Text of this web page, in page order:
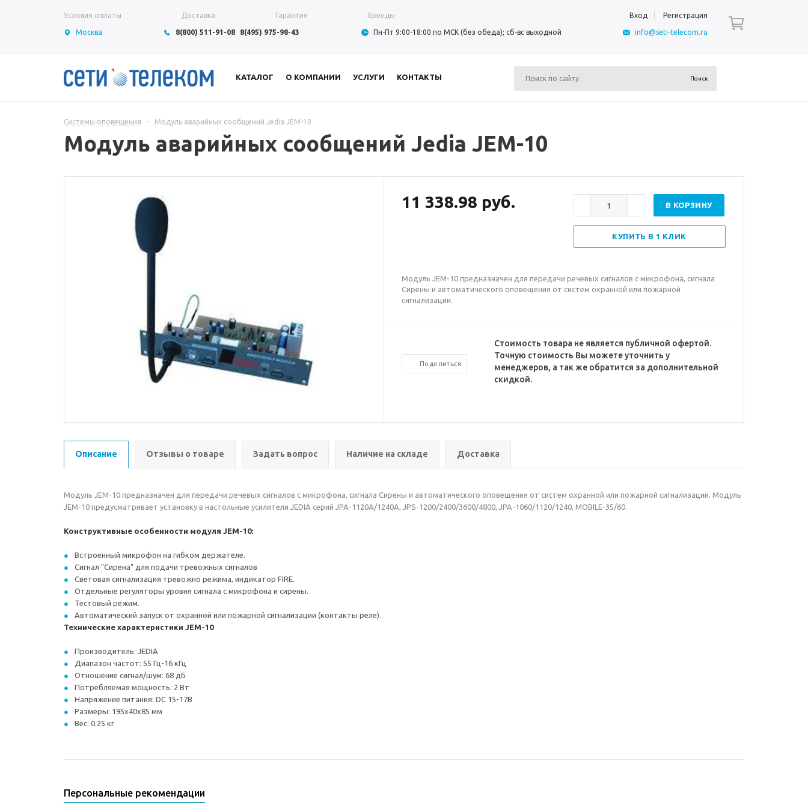
Условия оплаты Доставка Гарантия Бренды Вход Регистрация
Москва 8(800) 511-91-08 8(495) 975-98-43 Пн-Пт 9:00-18:00 по МСК (без обеда); сб-вс выходной info@seti-telecom.ru
КАТАЛОГ О КОМПАНИИ УСЛУГИ КОНТАКТЫ
Системы оповещения - Модуль аварийных сообщений Jedia JEM-10
Модуль аварийных сообщений Jedia JEM-10
11 338.98 руб. В КОРЗИНУ
КУПИТЬ В 1 КЛИК
Модуль JEM-10 предназначен для передачи речевых сигналов с микрофона, сигнала
Сирены и автоматического оповещения от систем охранной или пожарной
сигнализации.
Поделиться
Стоимость товара не является публичной офертой.
Точную стоимость Вы можете уточнить у
менеджеров, а так же обратится за дополнительной
скидкой.
Описание Отзывы о товаре Задать вопрос Наличие на складе Доставка
Модуль JEM-10 предназначен для передачи речевых сигналов с микрофона, сигнала Сирены и автоматического оповещения от систем охранной или пожарной сигнализации. Модуль
JEM-10 предусматривает установку в настольные усилители JEDIA серий JPA-1120A/1240A, JPS-1200/2400/3600/4800, JPA-1060/1120/1240, MOBILE-35/60.
Конструктивные особенности модуля JEM-10:
Встроенный микрофон на гибком держателе.
Сигнал "Сирена" для подачи тревожных сигналов
Световая сигнализация тревожно режима, индикатор FIRE.
Отдельные регуляторы уровня сигнала с микрофона и сирены.
Тестовый режим.
Автоматический запуск от охранной или пожарной сигнализации (контакты реле).
Технические характеристики JEM-10
Производитель: JEDIA
Диапазон частот: 55 Гц-16 кГц
Отношение сигнал/шум: 68 дБ
Потребляемая мощность: 2 Вт
Напряжение питания: DC 15-17В
Размеры: 195х40х85 мм
Вес: 0.25 кг
Персональные рекомендации